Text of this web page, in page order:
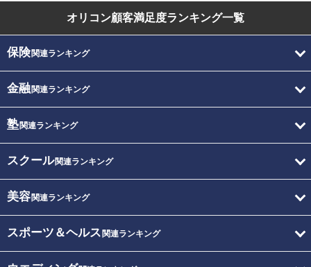
オリコン顧客満足度ランキング一覧
保険関連ランキング
金融関連ランキング
塾関連ランキング
スクール関連ランキング
美容関連ランキング
スポーツ＆ヘルス 関連ランキング